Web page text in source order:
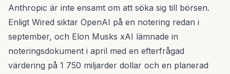
Anthropic är inte ensamt om att söka sig till börsen.
Enligt Wired siktar OpenAI på en notering redan i
september, och Elon Musks xAI lämnade in
noteringsdokument i april med en efterfrågad
värdering på 1 750 miljarder dollar och en planerad